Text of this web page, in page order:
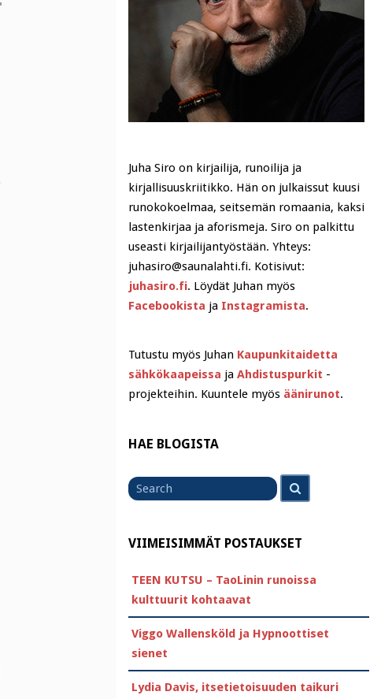
Juha Siro on kirjailija, runoilija ja
kirjallisuuskriitikko. Hän on julkaissut kuusi
runokokoelmaa, seitsemän romaania, kaksi
lastenkirjaa ja aforismeja. Siro on palkittu
useasti kirjailijantyöstään. Yhteys:
juhasiro@saunalahti.fi. Kotisivut:
juhasiro.fi. Löydät Juhan myös
Facebookista ja Instagramista.
Tutustu myös Juhan Kaupunkitaidetta
sähkökaapeissa ja Ahdistuspurkit -
projekteihin. Kuuntele myös äänirunot.
HAE BLOGISTA
for
VIIMEISIMMÄT POSTAUKSET
TEEN KUTSU – TaoLinin runoissa
kulttuurit kohtaavat
Viggo Wallensköld ja Hypnoottiset
sienet
Lydia Davis, itsetietoisuuden taikuri